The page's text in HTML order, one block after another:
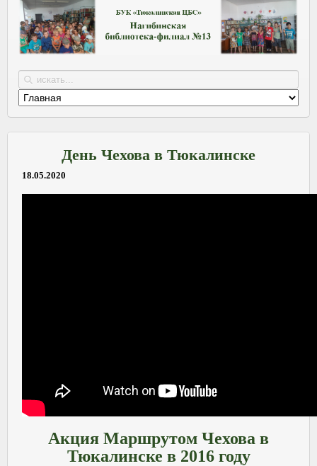
День Чехова в Тюкалинске
18.05.2020
Акция Маршрутом Чехова в
Тюкалинске в 2016 году